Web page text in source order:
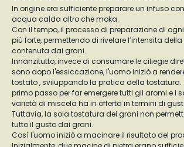
In origine era sufficiente preparare un infuso
acqua calda altro che moka.
Con il tempo, il processo di preparazione di
più forte, permettendo di rivelare l’intensita
contenuta dai grani.
Innanzitutto, invece di consumare le ciliegie
sono dopo l'essiccazione, l'uomo iniziò a
tostato , sviluppando la pratica della tostatura.
primo passo per far emergere tutti gli aromi e i
varietà di miscela ha in offerta in termini di
Tuttavia, la sola tostatura dei grani non
tutto il gusto dai grani.
Così l'uomo iniziò a macinare il risultato del